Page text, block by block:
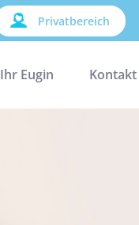
Privatbereich
Ihr Eugin Kontakt